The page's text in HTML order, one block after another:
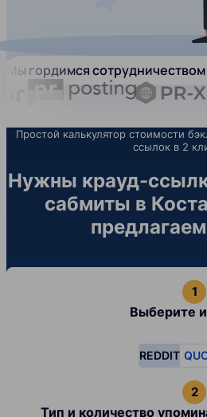
Мы гордимся
Простой калькулятор стоимости
ссылок в 2
Нужны крауд-
сабмиты в
Выберите
REDDIT
Тип и количество